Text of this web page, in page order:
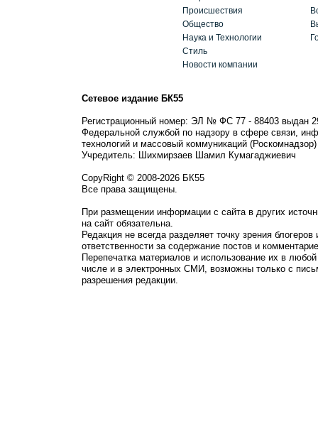
Происшествия
Общество
Наука и Технологии
Стиль
Новости компании
Сетевое издание БК55
Регистрационный номер: ЭЛ № ФС 77 - 88403 выдан
Федеральной службой по надзору в сфере связи,
технологий и массовый коммуникаций (Роскомнадзор)
Учредитель: Шихмирзаев Шамил Кумагаджиевич
CopyRight © 2008-2026 БК55
Все права защищены.
При размещении информации с сайта в других
на сайт обязательна.
Редакция не всегда разделяет точку зрения блогеров
ответственности за содержание постов и
Перепечатка материалов и использование их в
числе и в электронных СМИ, возможны только с
разрешения редакции.